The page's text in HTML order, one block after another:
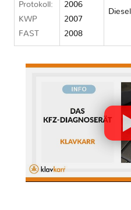
Protokoll:
KWP
FAST
2006
2007
2008
Diesel